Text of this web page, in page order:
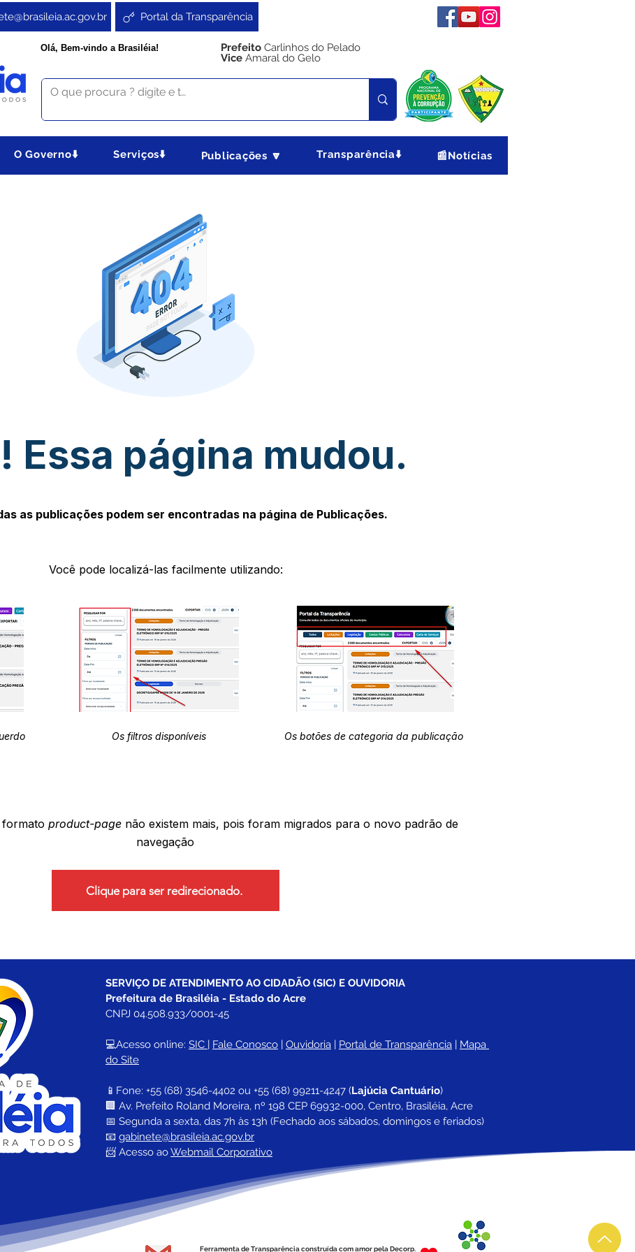
Portal da Transparência
Olá, Bem-vindo a Brasiléia! Prefeito Carlinhos do Pelado
Vice Amaral do Gelo
O Governo⬇️ Serviços⬇️ Publicações 🔽 Transparência⬇️ 📰Notícias
Essa página mudou.
as publicações podem ser encontradas na página de Publicações.
Você pode localizá-las facilmente utilizando:
Os filtros disponíveis Os botões de categoria da publicação
product-page não existem mais, pois foram migrados para o novo padrão de
navegação
Clique para ser redirecionado.
SERVIÇO DE ATENDIMENTO AO CIDADÃO (SIC) E OUVIDORIA
Prefeitura de Brasiléia - Estado do Acre
CNPJ 04.508.933/0001-45
💻Acesso online: SIC | Fale Conosco | Ouvidoria | Portal de Transparência | Mapa
do Site
📱Fone: +55 (68) 3546-4402 ou +55 (68) 99211-4247 (Lajúcia Cantuário)
🏢 Av. Prefeito Roland Moreira, nº 198 CEP 69932-000, Centro, Brasiléia, Acre
📅 Segunda a sexta, das 7h às 13h (Fechado aos sábados, domingos e feriados)
📧 gabinete@brasileia.ac.gov.br
📨 Acesso ao Webmail Corporativo
Ferramenta de Transparência construída com amor pela Decorp.